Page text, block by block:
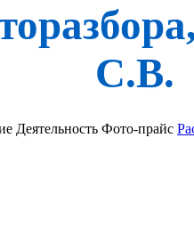
С.В.
Деятельность Фото-прайс